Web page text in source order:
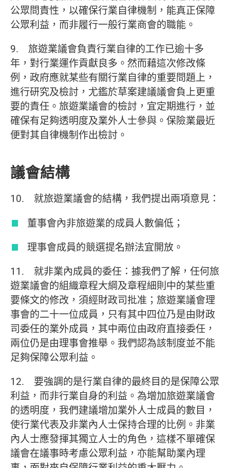
公眾問責性，以確保行業自律機制，能真正保障
公眾利益，而非履行一般行業商會的職能。
9. 旅遊業議會負責行業自律的工作已逾十多
年，對行業運作貢獻良多。然而藉這次修改條
例，政府應就某些有關行業自律的重要問題上，
進行研究及檢討，尤鑑於草案建議議會負上更重
要的責任。旅遊業議會的檢討，宜定期進行，並
確保有足夠透明度及業外人士參與。保險業最近
便對其自律機制作出檢討。
議會結構
10. 就旅遊業議會的結構，我們提出兩項意見：
董事會內非旅遊業的成員人數偏低；
理事會成員的競選提名辦法宜開放。
11. 就非業內成員的委任：據我們了解，任何旅
遊業議會的組織章程大綱及章程細則中的某些重
要條文的修改，須經財政司批准；旅遊業議會理
事會的二十一位成員，只有其中四位乃是由財政
司委任的業外成員，其中兩位由政府直接委任，
兩位仍是由理事會推舉。我們認為該制度並不能
足夠保障公眾利益。
12. 要強調的是行業自律的最終目的是保障公眾
利益，而非行業自身的利益。為增加旅遊業議會
的透明度，我們建議增加業外人士成員的數目，
使行業代表及非業內人士保持合理的比例。非業
內人士應發揮其獨立人士的角色，這樣不單確保
議會在議事時考慮公眾利益，亦能幫助業內理